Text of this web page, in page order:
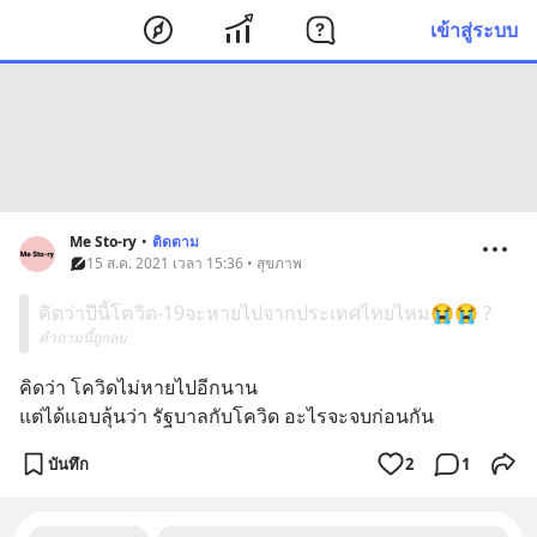
เข้าสู่ระบบ
Me Sto-ry • ติดตาม
15 ส.ค. 2021 เวลา 15:36 • สุขภาพ
คิดว่าปีนี้โควิด-19จะหายไปจากประเทศไทยไหม😭😭 ?
คำถามนี้ถูกลบ
คิดว่า โควิดไม่หายไปอีกนาน
แต่ได้แอบลุ้นว่า รัฐบาลกับโควิด อะไรจะจบก่อนกัน
บันทึก 2 1